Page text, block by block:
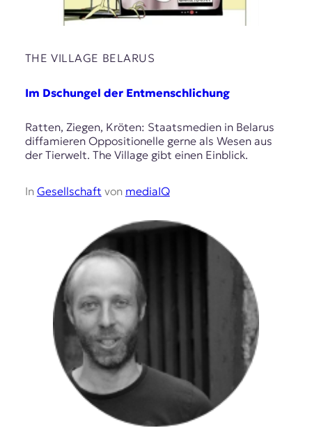
THE VILLAGE BELARUS
Im Dschungel der Entmenschlichung
Ratten, Ziegen, Kröten: Staatsmedien in Belarus
diffamieren Oppositionelle gerne als Wesen aus
der Tierwelt. The Village gibt einen Einblick.
In Gesellschaft von mediaIQ